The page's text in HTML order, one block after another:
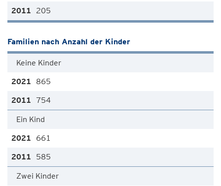
205
Familien nach Anzahl der Kinder
Keine Kinder
865
754
Ein Kind
661
585
Zwei Kinder